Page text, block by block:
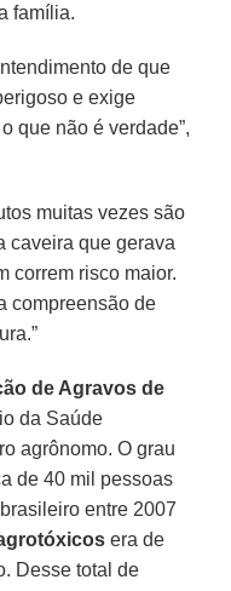
família.
de que
e exige
que não é verdade”,
muitas vezes são
caveira que gerava
correm risco maior.
compreensão de
de Agravos de
da Saúde
agrônomo. O grau
de 40 mil pessoas
entre 2007
era de
Desse total de